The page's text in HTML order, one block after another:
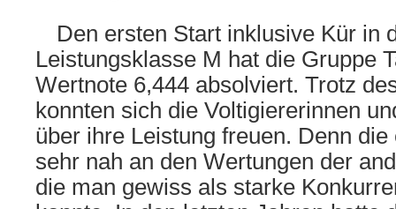
Den ersten Start inklusive Kür in
Leistungsklasse M hat die Gruppe
Wertnote 6,444 absolviert. Trotz
konnten sich die Voltigiererinnen
über ihre Leistung freuen. Denn
sehr nah an den Wertungen der
die man gewiss als starke